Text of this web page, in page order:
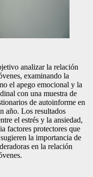
analizar la relación
examinando la
el apego emocional y la
con una muestra de
de autoinforme en
año. Los resultados
el estrés y la ansiedad,
factores protectores que
la importancia de
en la relación